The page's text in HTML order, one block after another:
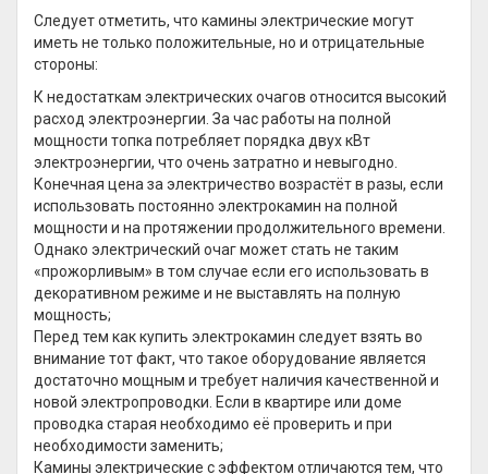
Следует отметить, что камины электрические могут
иметь не только положительные, но и отрицательные
стороны:
К недостаткам электрических очагов относится высокий
расход электроэнергии. За час работы на полной
мощности топка потребляет порядка двух кВт
электроэнергии, что очень затратно и невыгодно.
Конечная цена за электричество возрастёт в разы, если
использовать постоянно электрокамин на полной
мощности и на протяжении продолжительного времени.
Однако электрический очаг может стать не таким
«прожорливым» в том случае если его использовать в
декоративном режиме и не выставлять на полную
мощность;
Перед тем как купить электрокамин следует взять во
внимание тот факт, что такое оборудование является
достаточно мощным и требует наличия качественной и
новой электропроводки. Если в квартире или доме
проводка старая необходимо её проверить и при
необходимости заменить;
Камины электрические с эффектом отличаются тем, что